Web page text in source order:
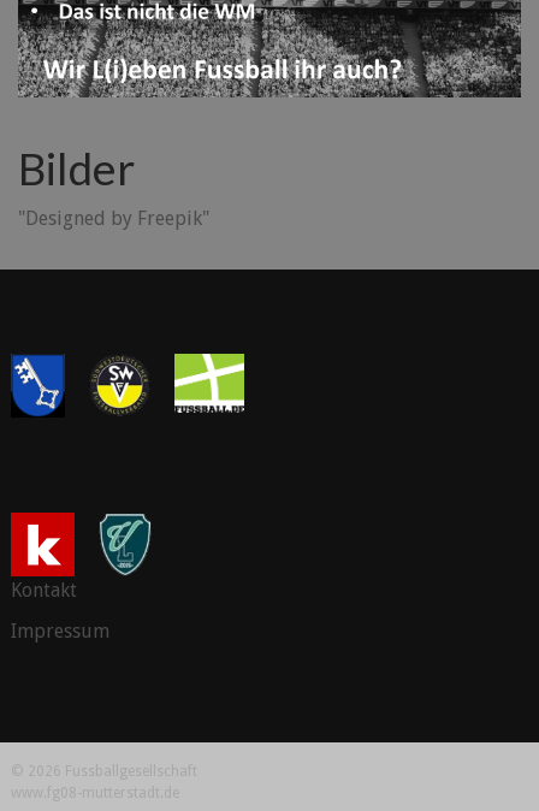
Bilder
"Designed by Freepik"
Kontakt
Impressum
© 2026 Fussballgesellschaft
www.fg08-mutterstadt.de